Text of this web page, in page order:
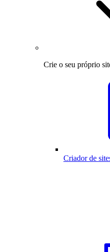
Crie o seu próprio
Criador de